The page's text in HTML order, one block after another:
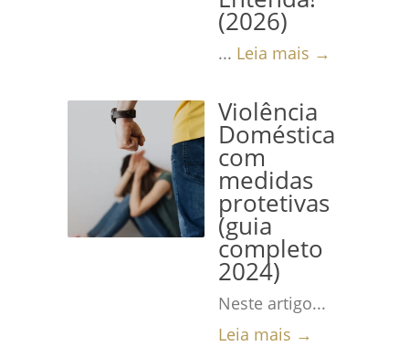
(2026)
... Leia mais →
Violência
Doméstica
com
medidas
protetivas
(guia
completo
2024)
Neste artigo...
Leia mais →